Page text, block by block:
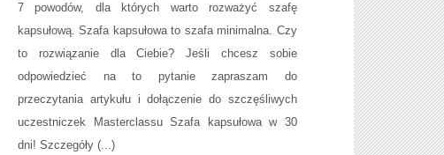
7 powodów, dla których warto rozważyć szafę
kapsułową. Szafa kapsułowa to szafa minimalna. Czy
to rozwiązanie dla Ciebie? Jeśli chcesz sobie
odpowiedzieć na to pytanie zapraszam do
przeczytania artykułu i dołączenie do szczęśliwych
uczestniczek Masterclassu Szafa kapsułowa w 30
dni! Szczegóły (...)